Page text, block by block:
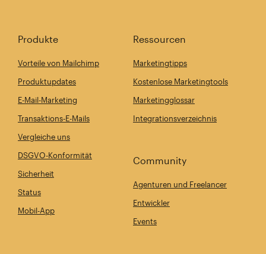
Produkte
Vorteile von Mailchimp
Produktupdates
E-Mail-Marketing
Transaktions-E-Mails
Vergleiche uns
DSGVO-Konformität
Sicherheit
Status
Mobil-App
Ressourcen
Marketingtipps
Kostenlose Marketingtools
Marketingglossar
Integrationsverzeichnis
Community
Agenturen und Freelancer
Entwickler
Events